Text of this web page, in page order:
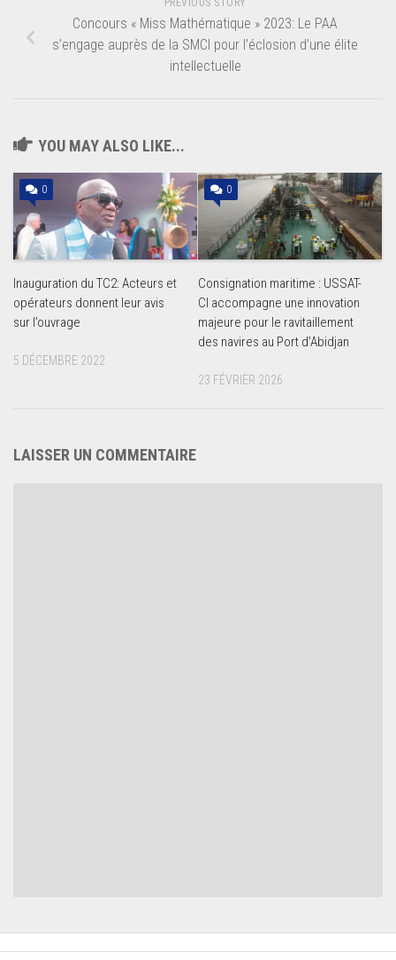
Concours « Miss Mathématique » 2023: Le PAA
s’engage auprès de la SMCI pour l’éclosion d’une élite
intellectuelle
YOU MAY ALSO LIKE...
0
Inauguration du TC2: Acteurs et
opérateurs donnent leur avis
sur l’ouvrage
5 DÉCEMBRE 2022
0
Consignation maritime : USSAT-
CI accompagne une innovation
majeure pour le ravitaillement
des navires au Port d’Abidjan
23 FÉVRIER 2026
LAISSER UN COMMENTAIRE